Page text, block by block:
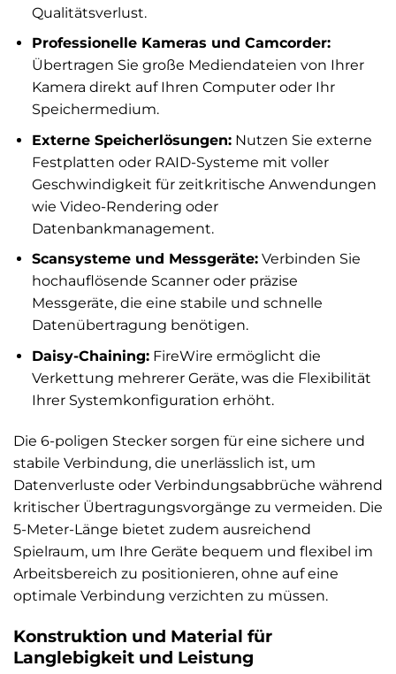
Qualitätsverlust.
Professionelle Kameras und Camcorder:
Übertragen Sie große Mediendateien von Ihrer
Kamera direkt auf Ihren Computer oder Ihr
Speichermedium.
Externe Speicherlösungen:Nutzen Sie externe
Festplatten oder RAID-Systeme mit voller
Geschwindigkeit für zeitkritische Anwendungen
wie Video-Rendering oder
Datenbankmanagement.
Scansysteme und Messgeräte:Verbinden Sie
hochauflösende Scanner oder präzise
Messgeräte, die eine stabile und schnelle
Datenübertragung benötigen.
Daisy-Chaining:FireWire ermöglicht die
Verkettung mehrerer Geräte, was die Flexibilität
Ihrer Systemkonfiguration erhöht.
Die 6-poligen Stecker sorgen für eine sichere und
stabile Verbindung, die unerlässlich ist, um
Datenverluste oder Verbindungsabbrüche während
kritischer Übertragungsvorgänge zu vermeiden. Die
5-Meter-Länge bietet zudem ausreichend
Spielraum, um Ihre Geräte bequem und flexibel im
Arbeitsbereich zu positionieren, ohne auf eine
optimale Verbindung verzichten zu müssen.
Konstruktion und Material für
Langlebigkeit und Leistung